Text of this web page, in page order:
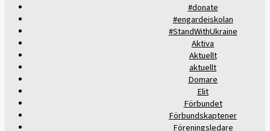
#donate
#engardeiskolan
#StandWithUkraine
Aktiva
Aktuellt
aktuellt
Domare
Elit
Förbundet
Förbundskaptener
Föreningsledare